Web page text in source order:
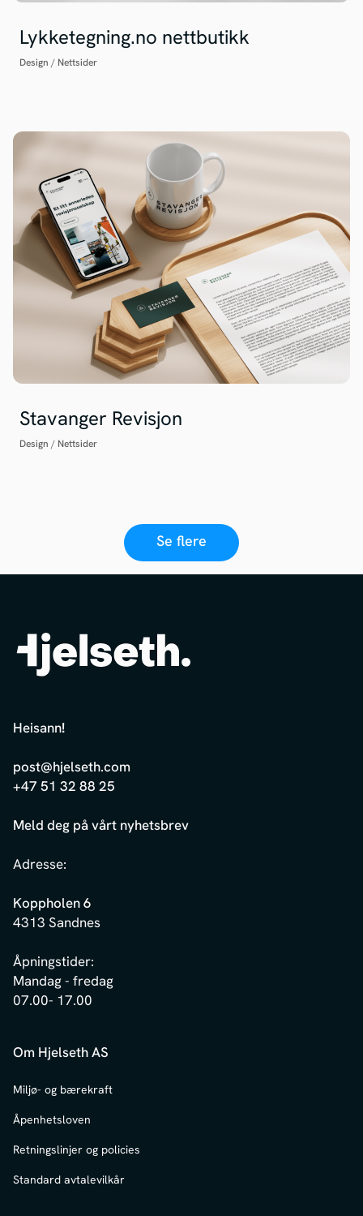
Lykketegning.no nettbutikk
Design / Nettsider
Stavanger Revisjon
Design / Nettsider
Se flere
Heisann!
post@hjelseth.com
+47 51 32 88 25
Meld deg på vårt nyhetsbrev
Adresse:
Koppholen 6
4313 Sandnes
Åpningstider:
Mandag - fredag
07.00- 17.00
Om Hjelseth AS
Miljø- og bærekraft
Åpenhetsloven
Retningslinjer og policies
Standard avtalevilkår